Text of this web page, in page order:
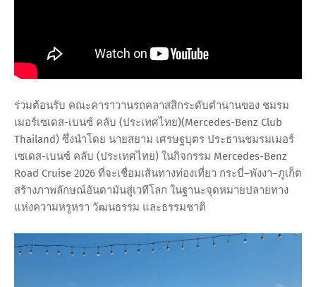
ร่วมต้อนรับ คณะคาราวานรถคลาสสิกระดับตำนานของ ชมรม
เมอร์เซเดส-เบนซ์ คลับ (ประเทศไทย)(Mercedes-Benz Club
Thailand) ซึ่งนำโดย นายสยาม เศรษฐบุตร ประธานชมรมเมอร์
เซเดส-เบนซ์ คลับ (ประเทศไทย) ในกิจกรรม Mercedes-Benz
Road Cruise 2026 ที่จะเชื่อมเส้นทางท่องเที่ยว กระบี่–พังงา–ภูเก็ต
สร้างภาพลักษณ์อันดามันสู่เวทีโลก ในฐานะจุดหมายปลายทาง
แห่งความหรูหรา วัฒนธรรม และธรรมชาติ